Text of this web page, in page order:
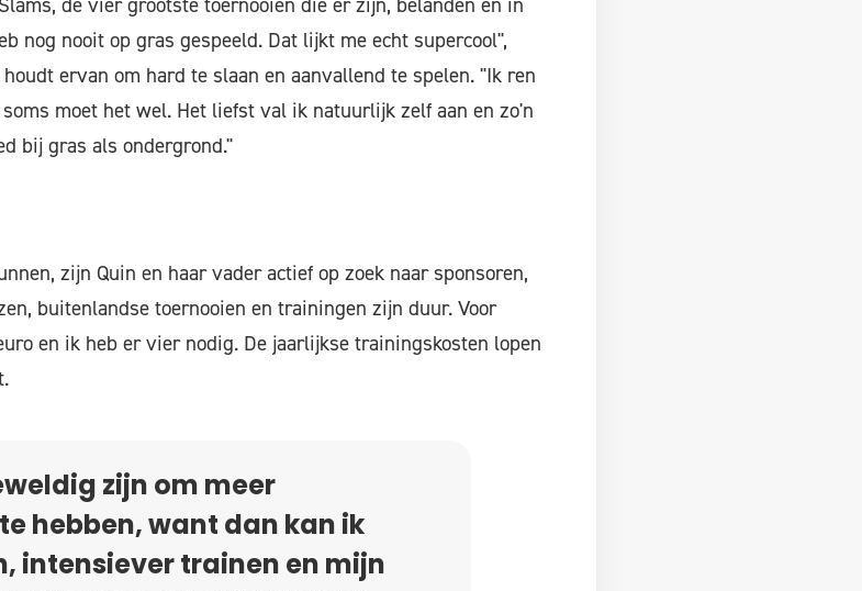
nog nooit op gras gespeeld. Dat lijkt me echt supercool",
ervan om hard te slaan en aanvallend te spelen. "Ik ren
moet het wel. Het liefst val ik natuurlijk zelf aan en zo'n
bij gras als ondergrond."
zijn Quin en haar vader actief op zoek naar sponsoren,
buitenlandse toernooien en trainingen zijn duur. Voor
en ik heb er vier nodig. De jaarlijkse trainingskosten lopen
zijn om meer
hebben, want dan kan ik
intensiever trainen en mijn